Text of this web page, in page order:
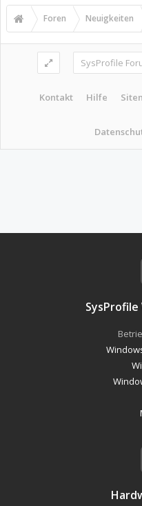
Foren Neuigkeiten
SysProfile
Kontakt Hilfe